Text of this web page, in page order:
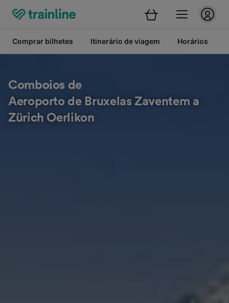
Comprar bilhetes Itinerário de viagem Horários
Comboios de
Aeroporto de Bruxelas Zaventem a
Zürich Oerlikon